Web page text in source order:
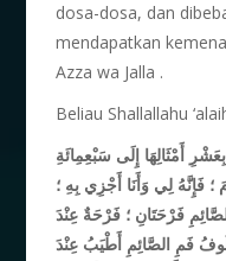
dosa-dosa, dan
mendapatkan
Azza wa Jalla .
Beliau Shallallahu
أَمْثَالِهَا إِلَى سَبْعِمِائَةِ
فَإِنَّهُ لِي وَأَنَا أَجْزِي بِهِ ؛
فَرْحَتَانِ ؛ فَرْحَةٌ عِنْدَ
فَمِ الصَّائِمِ أَطْيَبُ عِنْدَ